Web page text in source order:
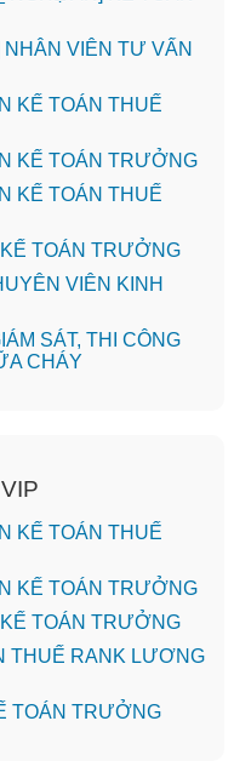
VIÊN TƯ VẤN
KẾ TOÁN THUẾ
KẾ TOÁN TRƯỞNG
KẾ TOÁN THUẾ
TOÁN TRƯỞNG
VIÊN KINH
SÁT, THI CÔNG
CHÁY
KẾ TOÁN THUẾ
KẾ TOÁN TRƯỞNG
TOÁN TRƯỞNG
THUẾ RANK LƯƠNG
TOÁN TRƯỞNG